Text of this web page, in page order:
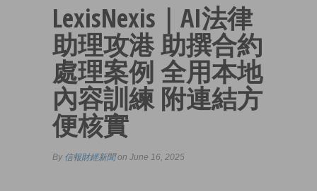
LexisNexis｜AI法律
助理攻港 助撰合約
處理案例 全用本地
內容訓練 附連結方
便核實
By 信報財經新聞on June 16, 2025